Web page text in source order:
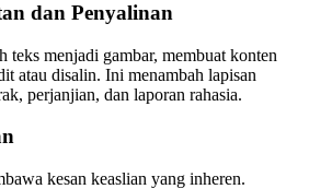
dan Penyalinan
teks menjadi gambar, membuat konten
atau disalin. Ini menambah lapisan
perjanjian, dan laporan rahasia.
kesan keaslian yang inheren.